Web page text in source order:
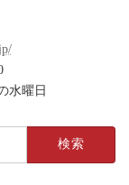
水曜日